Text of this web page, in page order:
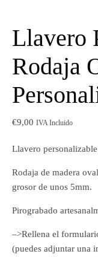
Llavero
Rodaja
€9,00 IVA Incluido
Llavero
Rodaja de madera
grosor de unos 5mm.
Pirograbado
–>Rellena el
(puedes adjuntar una